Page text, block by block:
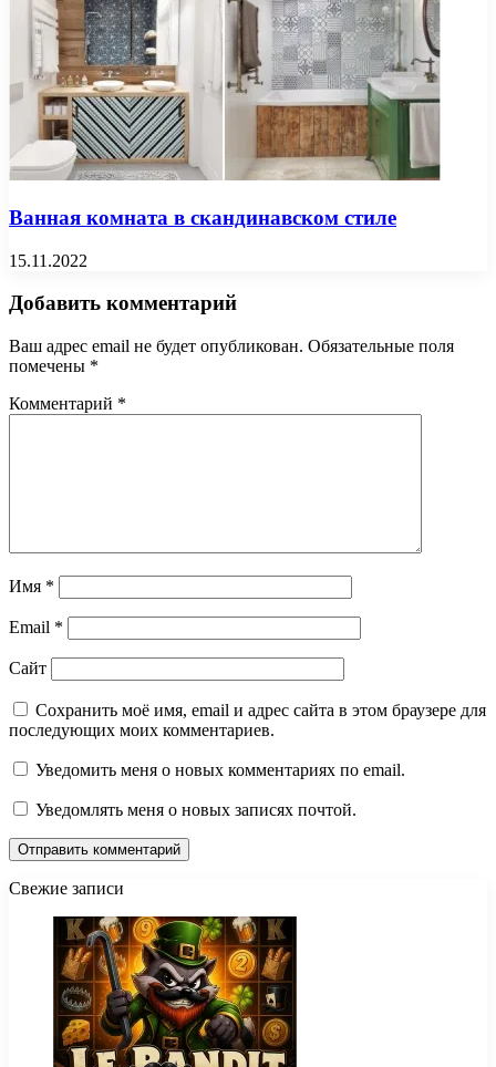
Ванная комната в скандинавском стиле
15.11.2022
Добавить комментарий
Ваш адрес email не будет опубликован. Обязательные поля
помечены *
Комментарий *
Имя *
Email *
Сайт
Сохранить моё имя, email и адрес сайта в этом браузере для
последующих моих комментариев.
Уведомить меня о новых комментариях по email.
Уведомлять меня о новых записях почтой.
Свежие записи